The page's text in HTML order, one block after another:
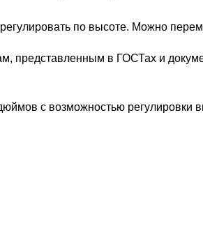
по высоте. Можно
представленным в ГОСТах и
с возможностью регулировки